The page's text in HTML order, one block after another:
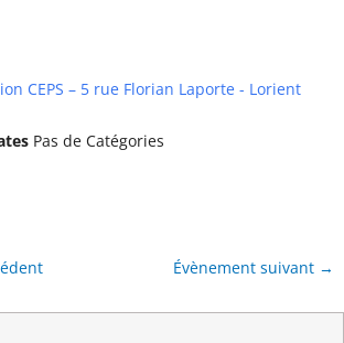
CEPS – 5 rue Florian Laporte - Lorient
Pas de Catégories
Évènement suivant →